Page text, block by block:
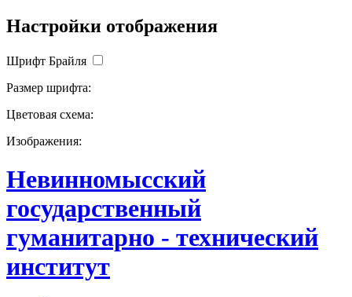
Настройки отображения
Шрифт Брайля
Размер шрифта:
Цветовая схема:
Изображения:
Невинномысский
государственный
гуманитарно - технический
институт